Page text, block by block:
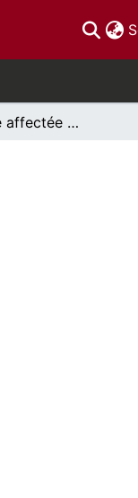
La vie sexuelle affectée par la sensibilité à l’anxiété